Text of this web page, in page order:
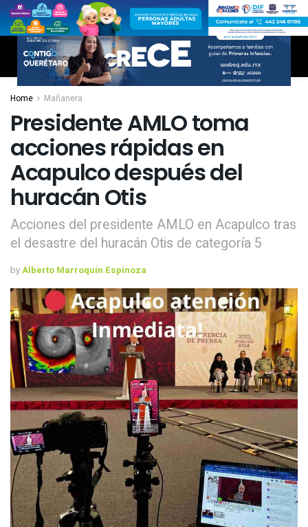
Home Mañanera
Presidente AMLO toma
acciones rápidas en
Acapulco después del
huracán Otis
Acciones del presidente AMLO en Acapulco tras
el desastre del huracán Otis de categoría 5
byAlberto Marroquín Espinoza